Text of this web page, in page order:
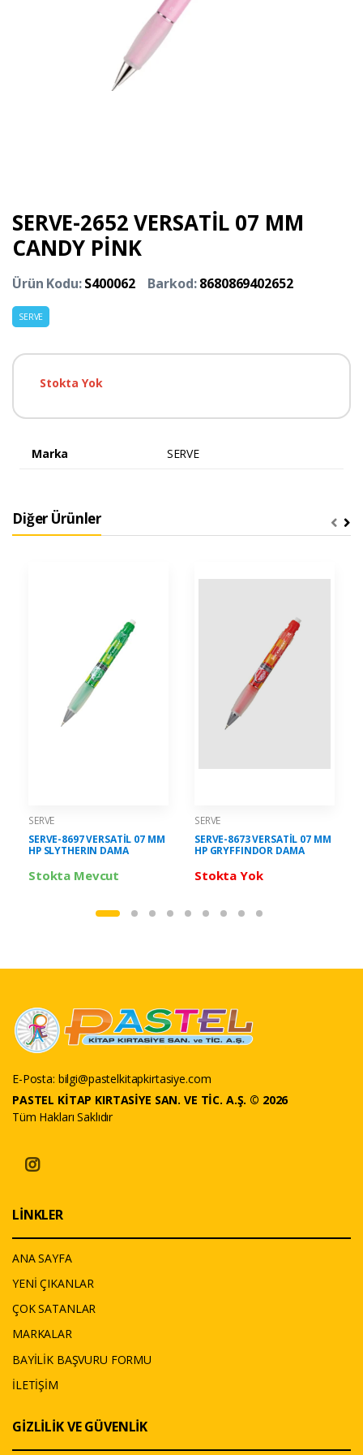
SERVE-2652 VERSATİL 07 MM
CANDY PİNK
Ürün Kodu:S400062 Barkod:8680869402652
SERVE
Stokta Yok
Marka SERVE
Diğer Ürünler
SERVE
SERVE-8697 VERSATİL 07 MM
HP SLYTHERIN DAMA
Stokta Mevcut
SERVE
SERVE-8673 VERSATİL 07 MM
HP GRYFFINDOR DAMA
Stokta Yok
E-Posta: bilgi@pastelkitapkirtasiye.com
PASTEL KİTAP KIRTASİYE SAN. VE TİC. A.Ş. © 2026
Tüm Hakları Saklıdır
LİNKLER
ANA SAYFA
YENİ ÇIKANLAR
ÇOK SATANLAR
MARKALAR
BAYİLİK BAŞVURU FORMU
İLETİŞİM
GİZLİLİK VE GÜVENLİK